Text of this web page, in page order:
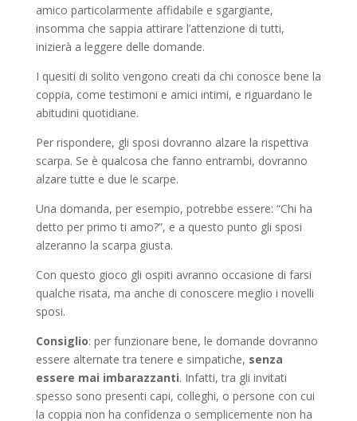
amico particolarmente affidabile e sgargiante,
insomma che sappia attirare l’attenzione di tutti,
inizierà a leggere delle domande.
I quesiti di solito vengono creati da chi conosce bene la
coppia, come testimoni e amici intimi, e riguardano le
abitudini quotidiane.
Per rispondere, gli sposi dovranno alzare la rispettiva
scarpa. Se è qualcosa che fanno entrambi, dovranno
alzare tutte e due le scarpe.
Una domanda, per esempio, potrebbe essere: “Chi ha
detto per primo ti amo?”, e a questo punto gli sposi
alzeranno la scarpa giusta.
Con questo gioco gli ospiti avranno occasione di farsi
qualche risata, ma anche di conoscere meglio i novelli
sposi.
Consiglio: per funzionare bene, le domande dovranno
essere alternate tra tenere e simpatiche, senza
essere mai imbarazzanti. Infatti, tra gli invitati
spesso sono presenti capi, colleghi, o persone con cui
la coppia non ha confidenza o semplicemente non ha